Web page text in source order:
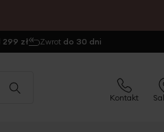
299 zł Zwrot do 30 dni
Kontakt